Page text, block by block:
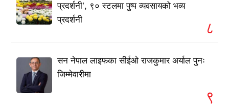
प्रदर्शनी’, ९० स्टलमा पुष्प व्यवसायको भव्य
प्रदर्शनी
८
सन नेपाल लाइफका सीईओ राजकुमार अर्याल पुनः
जिम्मेवारीमा
९